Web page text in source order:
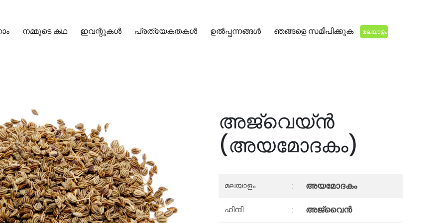
നമ്മുടെ കഥ ഇവന്റുകൾ പ്രത്യേകതകൾ ഉൽപ്പന്നങ്ങൾ ഞങ്ങളെ സമീപിക്കുക മലയാളം
അജ്‌വെയ്ൻ
(അയമോദകം)
മലയാളം : അയമോദകം
ഹിന്ദി : അജ്‍വൈൻ